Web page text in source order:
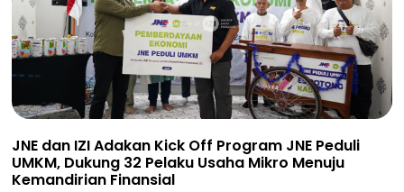
JNE dan IZI Adakan Kick Off Program JNE Peduli
UMKM, Dukung 32 Pelaku Usaha Mikro Menuju
Kemandirian Finansial